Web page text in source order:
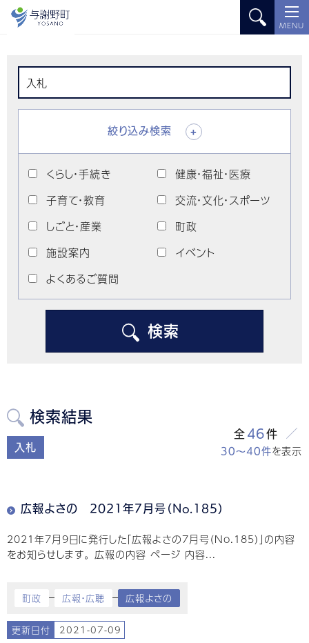
MENU
絞り込み検索 +
くらし・手続き
健康・福祉・医療
子育て・教育
交流・文化・スポーツ
しごと・産業
町政
施設案内
イベント
よくあるご質問
検索
検索結果
入札
全 46件
30～40件を表示
広報よさの 2021年7月号（No.185）
2021年7月9日に発行した「広報よさの7月号（No.185）」の内容
をお知らせします。 広報の内容 ページ 内容...
町政 広報・広聴 広報よさの
更新日付 2021-07-09